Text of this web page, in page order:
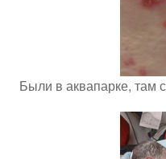
Были в аквапарке, там